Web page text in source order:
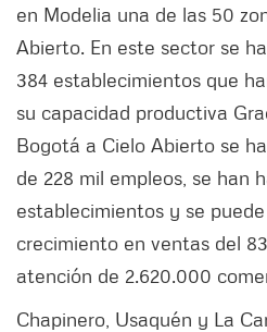
en Modelia una de las 50
Abierto. En este sector se
384 establecimientos que
su capacidad productiva
Bogotá a Cielo Abierto se
de 228 mil empleos, se han
establecimientos y se
crecimiento en ventas del
atención de 2.620.000
Chapinero, Usaquén y La